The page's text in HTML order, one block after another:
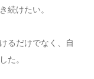
続けたい。
るだけでなく、自
た。